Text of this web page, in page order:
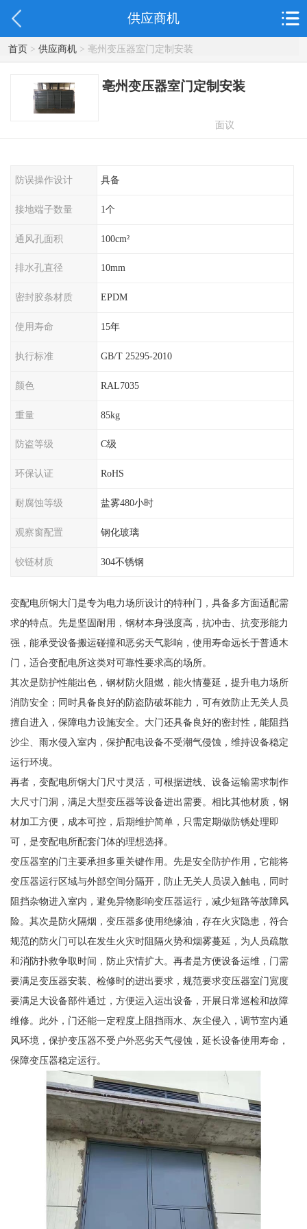
供应商机
首页> 供应商机> 亳州变压器室门定制安装
亳州变压器室门定制安装
面议
防误操作设计 具备
接地端子数量 1个
通风孔面积 100cm²
排水孔直径 10mm
密封胶条材质 EPDM
使用寿命 15年
执行标准 GB/T 25295-2010
颜色 RAL7035
重量 85kg
防盗等级 C级
环保认证 RoHS
耐腐蚀等级 盐雾480小时
观察窗配置 钢化玻璃
铰链材质 304不锈钢
变配电所钢大门是专为电力场所设计的特种门，具备多方面适配需
求的特点。先是坚固耐用，钢材本身强度高，抗冲击、抗变形能力
强，能承受设备搬运碰撞和恶劣天气影响，使用寿命远长于普通木
门，适合变配电所这类对可靠性要求高的场所。
其次是防护性能出色，钢材防火阻燃，能火情蔓延，提升电力场所
消防安全；同时具备良好的防盗防破坏能力，可有效防止无关人员
擅自进入，保障电力设施安全。大门还具备良好的密封性，能阻挡
沙尘、雨水侵入室内，保护配电设备不受潮气侵蚀，维持设备稳定
运行环境。
再者，变配电所钢大门尺寸灵活，可根据进线、设备运输需求制作
大尺寸门洞，满足大型变压器等设备进出需要。相比其他材质，钢
材加工方便，成本可控，后期维护简单，只需定期做防锈处理即
可，是变配电所配套门体的理想选择。
变压器室的门主要承担多重关键作用。先是安全防护作用，它能将
变压器运行区域与外部空间分隔开，防止无关人员误入触电，同时
阻挡杂物进入室内，避免异物影响变压器运行，减少短路等故障风
险。其次是防火隔烟，变压器多使用绝缘油，存在火灾隐患，符合
规范的防火门可以在发生火灾时阻隔火势和烟雾蔓延，为人员疏散
和消防扑救争取时间，防止灾情扩大。再者是方便设备运维，门需
要满足变压器安装、检修时的进出要求，规范要求变压器室门宽度
要满足大设备部件通过，方便运入运出设备，开展日常巡检和故障
维修。此外，门还能一定程度上阻挡雨水、灰尘侵入，调节室内通
风环境，保护变压器不受户外恶劣天气侵蚀，延长设备使用寿命，
保障变压器稳定运行。